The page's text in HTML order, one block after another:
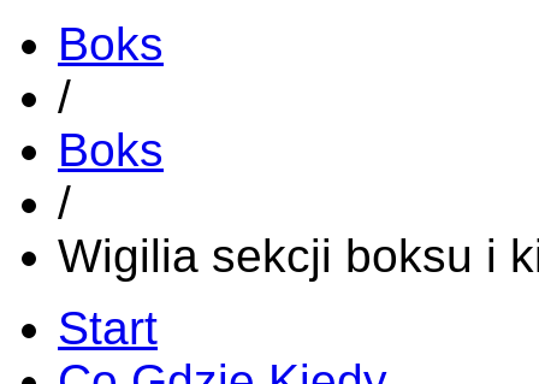
Boks
/
Boks
/
Wigilia sekcji boksu i
Start